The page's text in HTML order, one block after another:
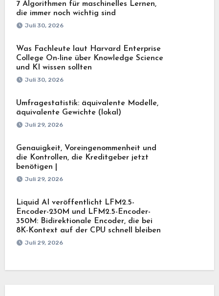
7 Algorithmen für maschinelles Lernen,
die immer noch wichtig sind
Juli 30, 2026
Was Fachleute laut Harvard Enterprise
College On-line über Knowledge Science
und KI wissen sollten
Juli 30, 2026
Umfragestatistik: äquivalente Modelle,
äquivalente Gewichte (lokal)
Juli 29, 2026
Genauigkeit, Voreingenommenheit und
die Kontrollen, die Kreditgeber jetzt
benötigen |
Juli 29, 2026
Liquid AI veröffentlicht LFM2.5-
Encoder-230M und LFM2.5-Encoder-
350M: Bidirektionale Encoder, die bei
8K-Kontext auf der CPU schnell bleiben
Juli 29, 2026